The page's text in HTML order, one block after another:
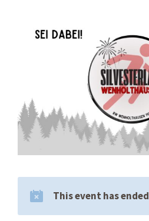
This event has ended